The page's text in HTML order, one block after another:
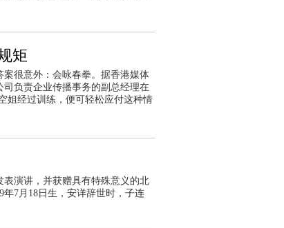
矩
很意外：会咏春拳。据香港媒体
负责企业传播事务的副总经理在
姐经过训练，便可轻松应付这种情
演讲，并获赠具有特殊意义的北
7月18日生，安详辞世时，子连